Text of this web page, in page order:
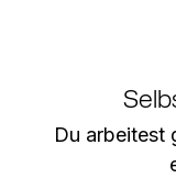
Du arbeitest